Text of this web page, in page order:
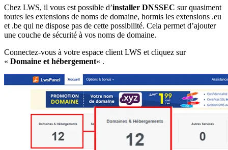
Chez LWS, il vous est possible d’installer DNSSEC sur quasiment
toutes les extensions de noms de domaine, hormis les extensions .eu
et .be qui ne dispose pas de cette possibilité. Cela permet d’ajouter
une couche de sécurité à vos noms de domaine.
Connectez-vous à votre espace client LWS et cliquez sur
« Domaine et hébergement« .